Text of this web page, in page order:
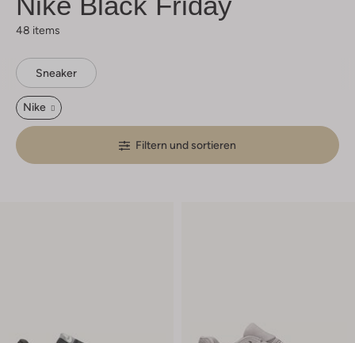
48 items
Sneaker
Nike
Filtern und sortieren